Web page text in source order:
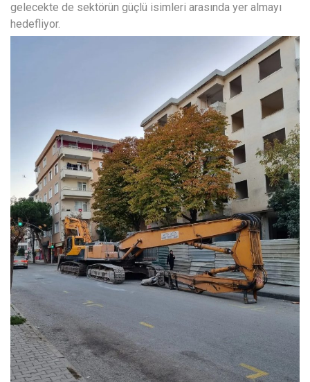
gelecekte de sektörün güçlü isimleri arasında yer almayı
hedefliyor.